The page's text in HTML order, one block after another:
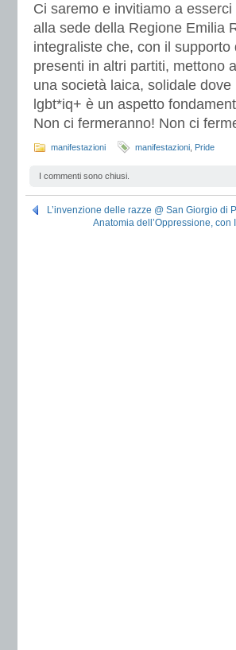
Ci saremo e invitiamo a
alla sede della Regione Emilia
integraliste che, con il
presenti in altri partiti, mettono
una società laica, solidale
lgbt*iq+ è un aspetto
Non ci fermeranno! Non ci
manifestazioni manifestazioni Pride
I commenti sono chiusi.
L’invenzione delle razze @ San Giorgio di
Anatomia dell’Oppressione,